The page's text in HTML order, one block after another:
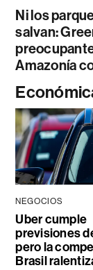
Ni los
salvan:
Amazonía
NEGOCIOS
Uber cumple
previsiones
pero la
Brasil